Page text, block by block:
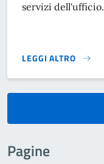
servizi dell'ufficio.
LEGGI ALTRO
}
Pagine